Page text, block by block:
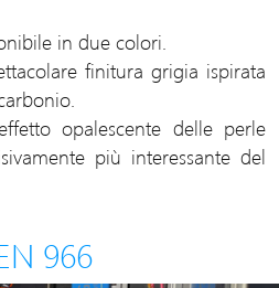
in due colori.
finitura grigia ispirata
opalescente delle perle
più interessante del
966